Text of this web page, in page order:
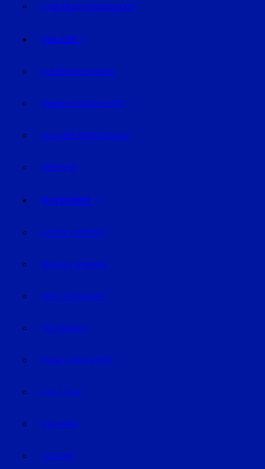
LANDKREIS DEGGENDORF
POLIZEI
POLIZEIMELDUNGEN
FAHNDUNG/VERMISSTE
AUS DEM GERICHTSSAAL
VERKEHR
RATGEBER
AUTO & VERKEHR
BAUEN & WOHNEN
GELD & FINANZEN
GESUNDHEIT
REISE & ERHOLUNG
LIFE-STYLE
KARRIERE
TECHNIK